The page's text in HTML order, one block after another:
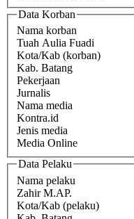
Data Korban
Nama korban
Tuah Aulia Fuadi
Kota/Kab (korban)
Kab. Batang
Pekerjaan
Jurnalis
Nama media
Kontra.id
Jenis media
Media Online
Data Pelaku
Nama pelaku
Zahir M.AP.
Kota/Kab (pelaku)